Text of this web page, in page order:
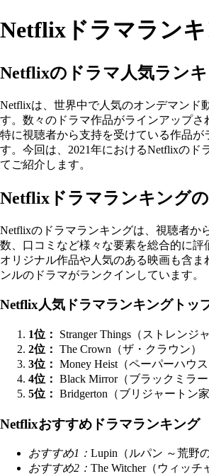
Netflixドラマランキ
Netflixのドラマ人気ラン
Netflixは、世界中で人気のオンデマンド
す。数々のドラマ作品がラインアップさ
特に視聴者から支持を受けている作品が
す。今回は、2021年におけるNetflixのド
てご紹介します。
Netflixドラマランキング
Netflixのドラマランキングは、視聴者か
数、口コミなど様々な要素を総合的に評
オリジナル作品や人気のある映画も含ま
ンルのドラマがランクインしています。
Netflix人気ドラマランキングトッ
1位：
Stranger Things（ストレンジ
2位： The Crown（ザ・クラウン）
3位： Money Heist（ペーパーハウス
4位： Black Mirror（ブラックミラー
5位： Bridgerton（ブリジャートン
Netflixおすすめドラマランキング
おすすめ1： Lupin（ルパン ～荒野
おすすめ2： The Witcher（ウィッチ